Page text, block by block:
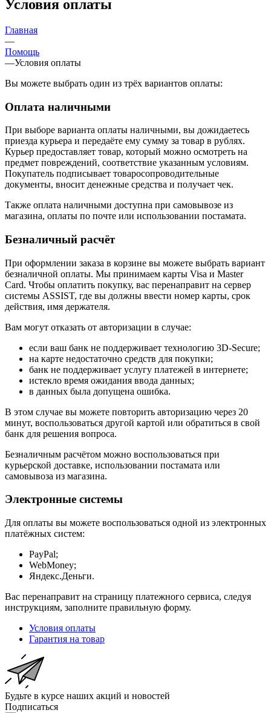
Условия оплаты
Главная
—
Помощь
—Условия оплаты
Вы можете выбрать один из трёх вариантов оплаты:
Оплата наличными
При выборе варианта оплаты наличными, вы дожидаетесь
приезда курьера и передаёте ему сумму за товар в рублях.
Курьер предоставляет товар, который можно осмотреть на
предмет повреждений, соответствие указанным условиям.
Покупатель подписывает товаросопроводительные
документы, вносит денежные средства и получает чек.
Также оплата наличными доступна при самовывозе из
магазина, оплаты по почте или использовании постамата.
Безналичный расчёт
При оформлении заказа в корзине вы можете выбрать вариант
безналичной оплаты. Мы принимаем карты Visa и Master
Card. Чтобы оплатить покупку, вас перенаправит на сервер
системы ASSIST, где вы должны ввести номер карты, срок
действия, имя держателя.
Вам могут отказать от авторизации в случае:
если ваш банк не поддерживает технологию 3D-Secure;
на карте недостаточно средств для покупки;
банк не поддерживает услугу платежей в интернете;
истекло время ожидания ввода данных;
в данных была допущена ошибка.
В этом случае вы можете повторить авторизацию через 20
минут, воспользоваться другой картой или обратиться в свой
банк для решения вопроса.
Безналичным расчётом можно воспользоваться при
курьерской доставке, использовании постамата или
самовывоза из магазина.
Электронные системы
Для оплаты вы можете воспользоваться одной из электронных
платёжных систем:
PayPal;
WebMoney;
Яндекс.Деньги.
Вас перенаправит на страницу платежного сервиса, следуя
инструкциям, заполните правильную форму.
Условия оплаты
Гарантия на товар
Будьте в курсе наших акций и новостей
Подписаться